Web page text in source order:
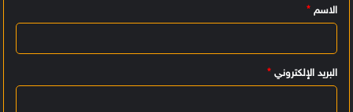
ق
الاسم *
البريد الإلكتروني *